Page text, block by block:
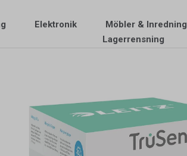
Elektronik Möbler & Inredning
Lagerrensning